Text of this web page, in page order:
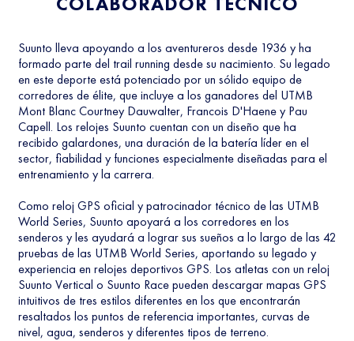
Suunto lleva apoyando a los aventureros desde 1936 y ha
formado parte del trail running desde su nacimiento. Su legado
en este deporte está potenciado por un sólido equipo de
corredores de élite, que incluye a los ganadores del UTMB
Mont Blanc Courtney Dauwalter, Francois D'Haene y Pau
Capell. Los relojes Suunto cuentan con un diseño que ha
recibido galardones, una duración de la batería líder en el
sector, fiabilidad y funciones especialmente diseñadas para el
entrenamiento y la carrera.
Como reloj GPS oficial y patrocinador técnico de las UTMB
World Series, Suunto apoyará a los corredores en los
senderos y les ayudará a lograr sus sueños a lo largo de las 42
pruebas de las UTMB World Series, aportando su legado y
experiencia en relojes deportivos GPS. Los atletas con un reloj
Suunto Vertical o Suunto Race pueden descargar mapas GPS
intuitivos de tres estilos diferentes en los que encontrarán
resaltados los puntos de referencia importantes, curvas de
nivel, agua, senderos y diferentes tipos de terreno.